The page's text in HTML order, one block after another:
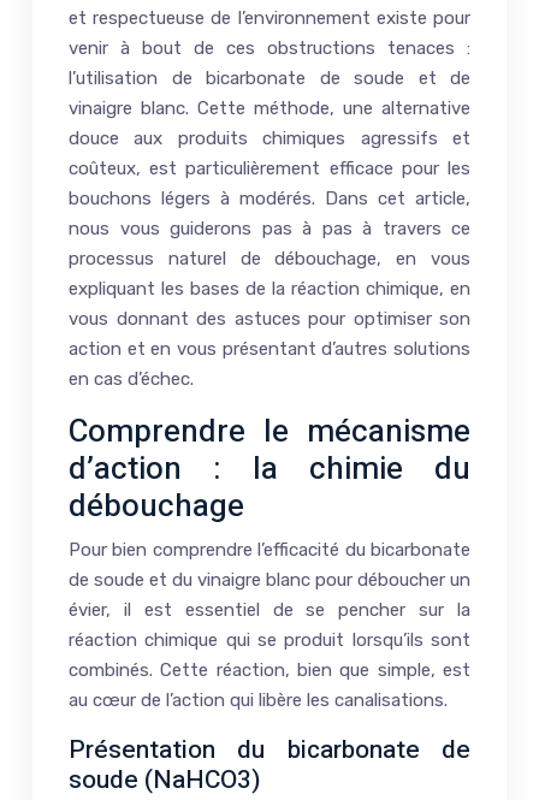
et respectueuse de l’environnement existe pour
venir à bout de ces obstructions tenaces :
l’utilisation de bicarbonate de soude et de
vinaigre blanc. Cette méthode, une alternative
douce aux produits chimiques agressifs et
coûteux, est particulièrement efficace pour les
bouchons légers à modérés. Dans cet article,
nous vous guiderons pas à pas à travers ce
processus naturel de débouchage, en vous
expliquant les bases de la réaction chimique, en
vous donnant des astuces pour optimiser son
action et en vous présentant d’autres solutions
en cas d’échec.
Comprendre le mécanisme
d’action : la chimie du
débouchage
Pour bien comprendre l’efficacité du bicarbonate
de soude et du vinaigre blanc pour déboucher un
évier, il est essentiel de se pencher sur la
réaction chimique qui se produit lorsqu’ils sont
combinés. Cette réaction, bien que simple, est
au cœur de l’action qui libère les canalisations.
Présentation du bicarbonate de
soude (NaHCO3)